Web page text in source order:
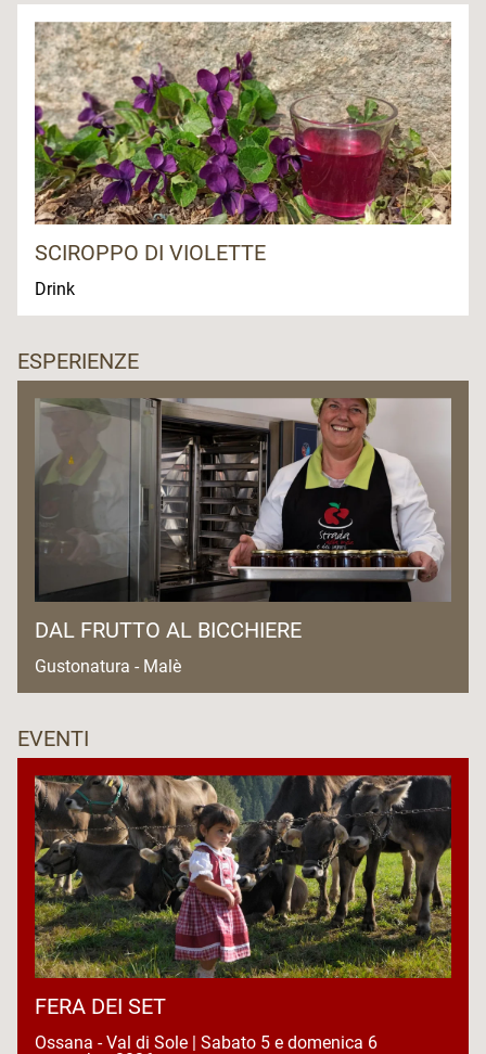
SCIROPPO DI VIOLETTE
Drink
ESPERIENZE
DAL FRUTTO AL BICCHIERE
Gustonatura - Malè
EVENTI
FERA DEI SET
Ossana - Val di Sole | Sabato 5 e domenica 6